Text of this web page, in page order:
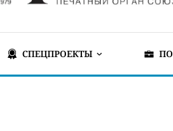
СПЕЦПРОЕКТЫ